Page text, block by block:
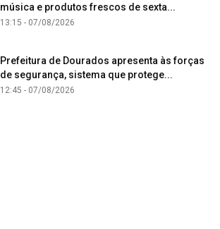
música e produtos frescos de sexta...
13:15 - 07/08/2026
Prefeitura de Dourados apresenta às forças
de segurança, sistema que protege...
12:45 - 07/08/2026